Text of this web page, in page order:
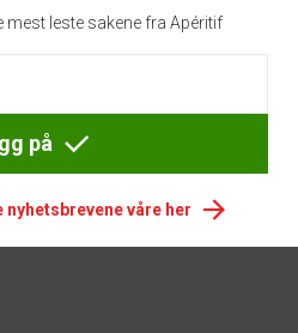
mest leste sakene fra Apéritif
på
nyhetsbrevene våre her